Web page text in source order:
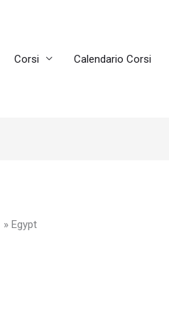
Corsi Calendario Corsi
Egypt